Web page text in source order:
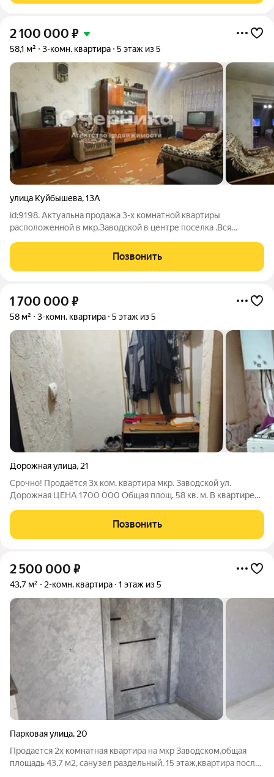
2 100 000 ₽
58,1 м² 3-комн. квартира 5 этаж из 5
улица Куйбышева,13А
id:9198. Актуальна продажа 3-х комнатной квартиры
расположенной в мкр.Заводской в центре поселка .Вся
площадь 58,1/43/6 м2 Квартира в жилом состоянии но требует
косметики .Имеется балкон .Одна
Позвонить
1 700 000 ₽
58 м² 3-комн. квартира 5 этаж из 5
Дорожная улица, 21
Срочно! Продаётся 3х ком. квартира мкр. Заводской ул.
Дорожная ЦЕНА 1700 000 Общая площ. 58 кв. м. В квартире
совмещённый. Стены выложены кафельной плиткой. Этаж 5/5
89518233501
Позвонить
2 500 000 ₽
43,7 м² 2-комн. квартира 1 этаж из 5
Парковая улица, 20
Продается 2х комнатная квартира на мкр Заводском,общая
площадь 43,7 м2, санузел раздельный, 15 этаж,квартира после